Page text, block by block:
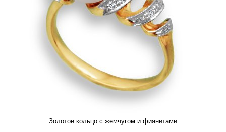
Золотое кольцо с жемчугом и фианитами